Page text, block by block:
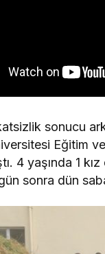
sonucu
Eğitim
4 yaşında 1
sonra dün